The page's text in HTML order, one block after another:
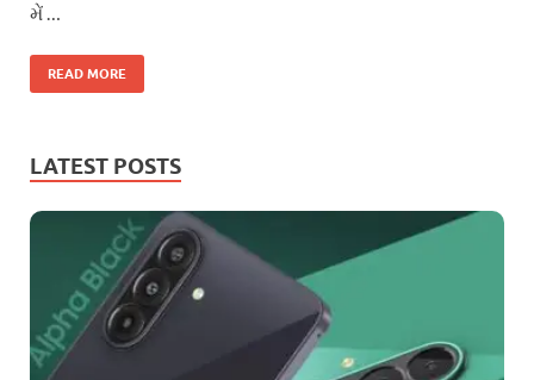
મેં …
READ MORE
LATEST POSTS